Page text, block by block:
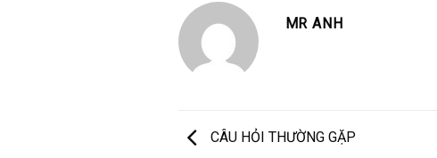
MR ANH
CÂU HỎI THƯỜNG GẶP